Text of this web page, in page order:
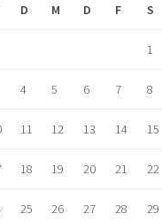
D M D F S
1
4 5 6 7 8
11 12 13 14 15
18 19 20 21 22
25 26 27 28 29